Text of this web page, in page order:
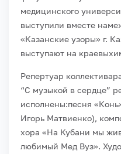
медицинского
выступили вместе
«Казанские узоры» г.
выступают на
Репертуар
“С музыкой в сердце”
исполнены:песня
Игорь Матвиенко),
хора «На Кубани мы
любимый Мед Вуз».